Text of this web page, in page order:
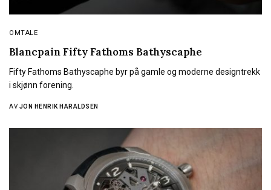
OMTALE
Blancpain Fifty Fathoms Bathyscaphe
Fifty Fathoms Bathyscaphe byr på gamle og moderne designtrekk
i skjønn forening.
AV JON HENRIK HARALDSEN